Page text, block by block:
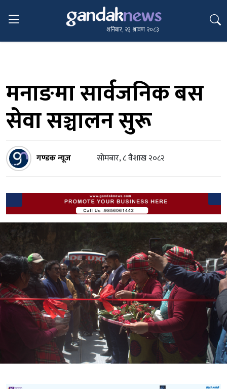
शनिबार, २३ श्रावण २०८३
मनाङमा सार्वजनिक बस
सेवा सञ्चालन सुरू
गण्डक न्यूज सोमबार, ८ वैशाख २०८२